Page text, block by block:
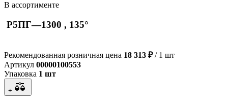
В ассортименте
Р5ПГ—1300 , 135°
Рекомендованная розничная цена 18 313 ₽/ 1 шт
Артикул 00000100553
Упаковка 1 шт
+